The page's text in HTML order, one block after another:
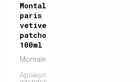
Montale
paris
vetiver
patchouli
100ml
Montale
Артикул: